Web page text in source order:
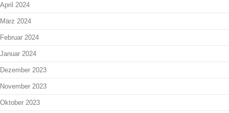
April 2024
März 2024
Februar 2024
Januar 2024
Dezember 2023
November 2023
Oktober 2023